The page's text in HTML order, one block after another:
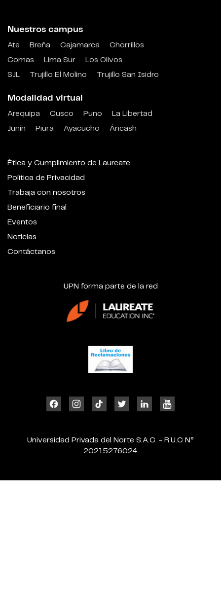
Nuestros campus
Ate Breña Cajamarca
Chorrillos
Comas
Lima Sur
Los Olivos
SJL
Trujillo El Molino Trujillo San Isidro
Modalidad virtual
Arequipa Cusco Puno
La Libertad
Junín
Piura Ayacucho Áncash
Ética y Cumplimiento de Laureate
Política de Privacidad
Trabaja con nosotros
Beneficiario final
Eventos
Noticias
Contáctanos
UPN forma parte de la red
Universidad Privada del Norte S.A.C. - R.U.C N°
20215276024